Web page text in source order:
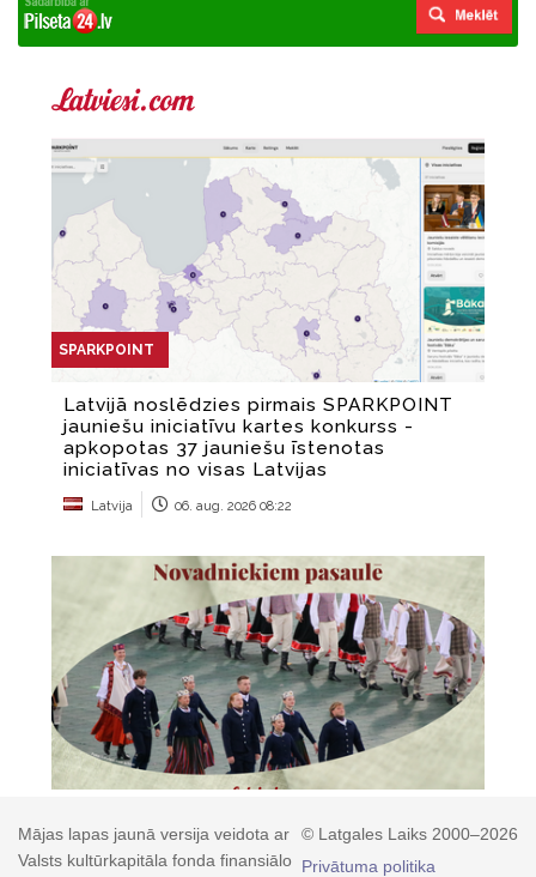
© Latgales Laiks 2000–2026
Privātuma politika
Mājas lapas jaunā versija veidota ar
Valsts kultūrkapitāla fonda finansiālo